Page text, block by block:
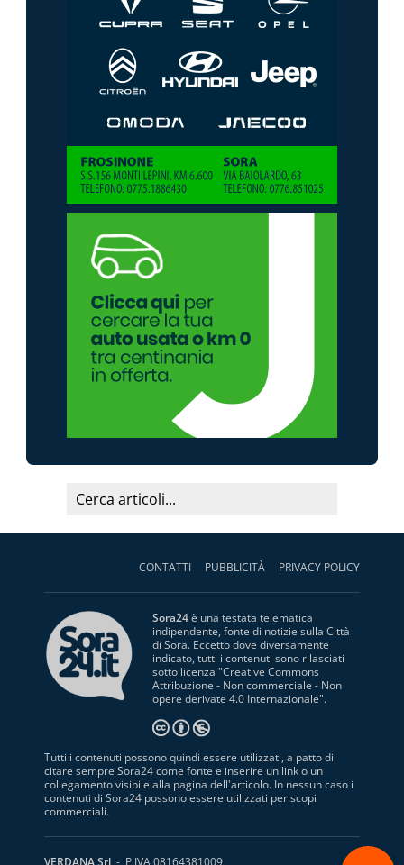
CONTATTI PUBBLICITÀ PRIVACY POLICY
Sora24è una testata telematica
indipendente, fonte di notizie sulla Città
di Sora. Eccetto dove diversamente
indicato, tutti i contenuti sono rilasciati
sotto licenza "Creative Commons
Attribuzione - Non commerciale - Non
opere derivate 4.0 Internazionale".
Tutti i contenuti possono quindi essere utilizzati, a patto di
citare sempre Sora24 come fonte e inserire un link o un
collegamento visibile alla pagina dell'articolo. In nessun caso i
contenuti di Sora24 possono essere utilizzati per scopi
commerciali.
VERDANA Srl - P.IVA 08164381009